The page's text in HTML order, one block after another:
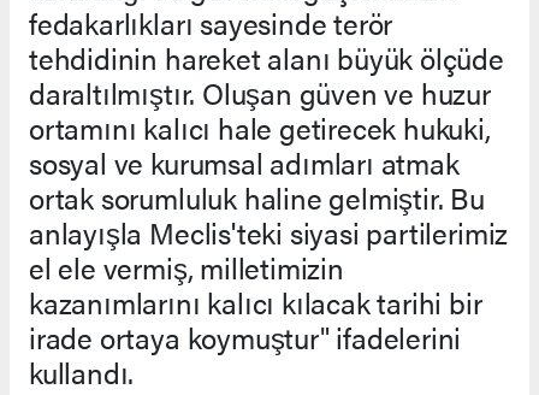
fedakarlıkları sayesinde terör
tehdidinin hareket alanı büyük ölçüde
daraltılmıştır. Oluşan güven ve huzur
ortamını kalıcı hale getirecek hukuki,
sosyal ve kurumsal adımları atmak
ortak sorumluluk haline gelmiştir. Bu
anlayışla Meclis'teki siyasi partilerimiz
el ele vermiş, milletimizin
kazanımlarını kalıcı kılacak tarihi bir
irade ortaya koymuştur" ifadelerini
kullandı.